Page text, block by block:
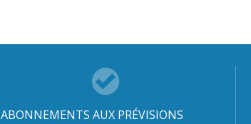
ABONNEMENTS AUX PRÉVISIONS